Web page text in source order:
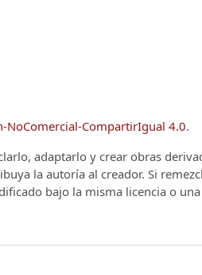
NoComercial-CompartirIgual 4.0.
adaptarlo y crear obras
la autoría al creador. Si
bajo la misma licencia o una